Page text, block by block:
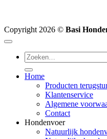
Copyright 2026 © Basi
Zoeken
naar:
Home
Producten
Klantenservice
Algemene
Contact
Hondenvoer
Natuurlijk